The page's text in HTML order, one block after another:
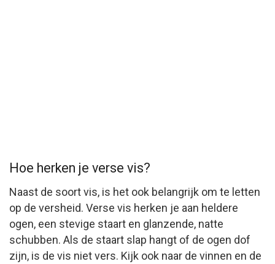
Hoe herken je verse vis?
Naast de soort vis, is het ook belangrijk om te letten
op de versheid. Verse vis herken je aan heldere
ogen, een stevige staart en glanzende, natte
schubben. Als de staart slap hangt of de ogen dof
zijn, is de vis niet vers. Kijk ook naar de vinnen en de